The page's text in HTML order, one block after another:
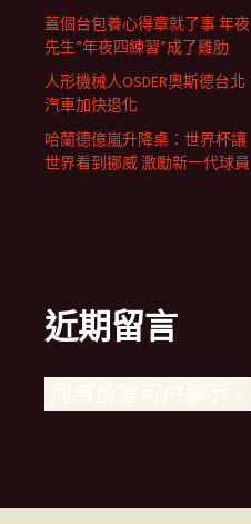
蓋個台包養心得章就了事 年夜
先生”年夜四練習”成了雞肋
人形機械人OSDER奧斯德台北
汽車加快退化
哈蘭德億嵐升降桌：世界杯讓
世界看到挪威 激勵新一代球員
近期留言
尚無留言可供顯示。